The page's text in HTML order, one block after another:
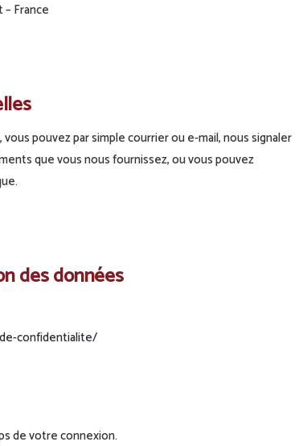
France
vous pouvez par simple courrier ou e-mail, nous signaler
que vous nous fournissez, ou vous pouvez
des données
confidentialite/
de votre connexion.